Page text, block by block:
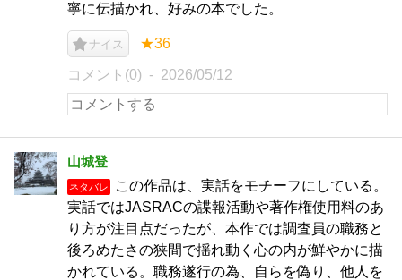
寧に伝描かれ、好みの本でした。
ナイス ★36
コメント(0) 2026/05/12
山城登
ネタバレ
この作品は、実話をモチーフにしている。
実話ではJASRACの諜報活動や著作権使用料のあ
り方が注目点だったが、本作では調査員の職務と
後ろめたさの狭間で揺れ動く心の内が鮮やかに描
かれている。職務遂行の為、自らを偽り、他人を